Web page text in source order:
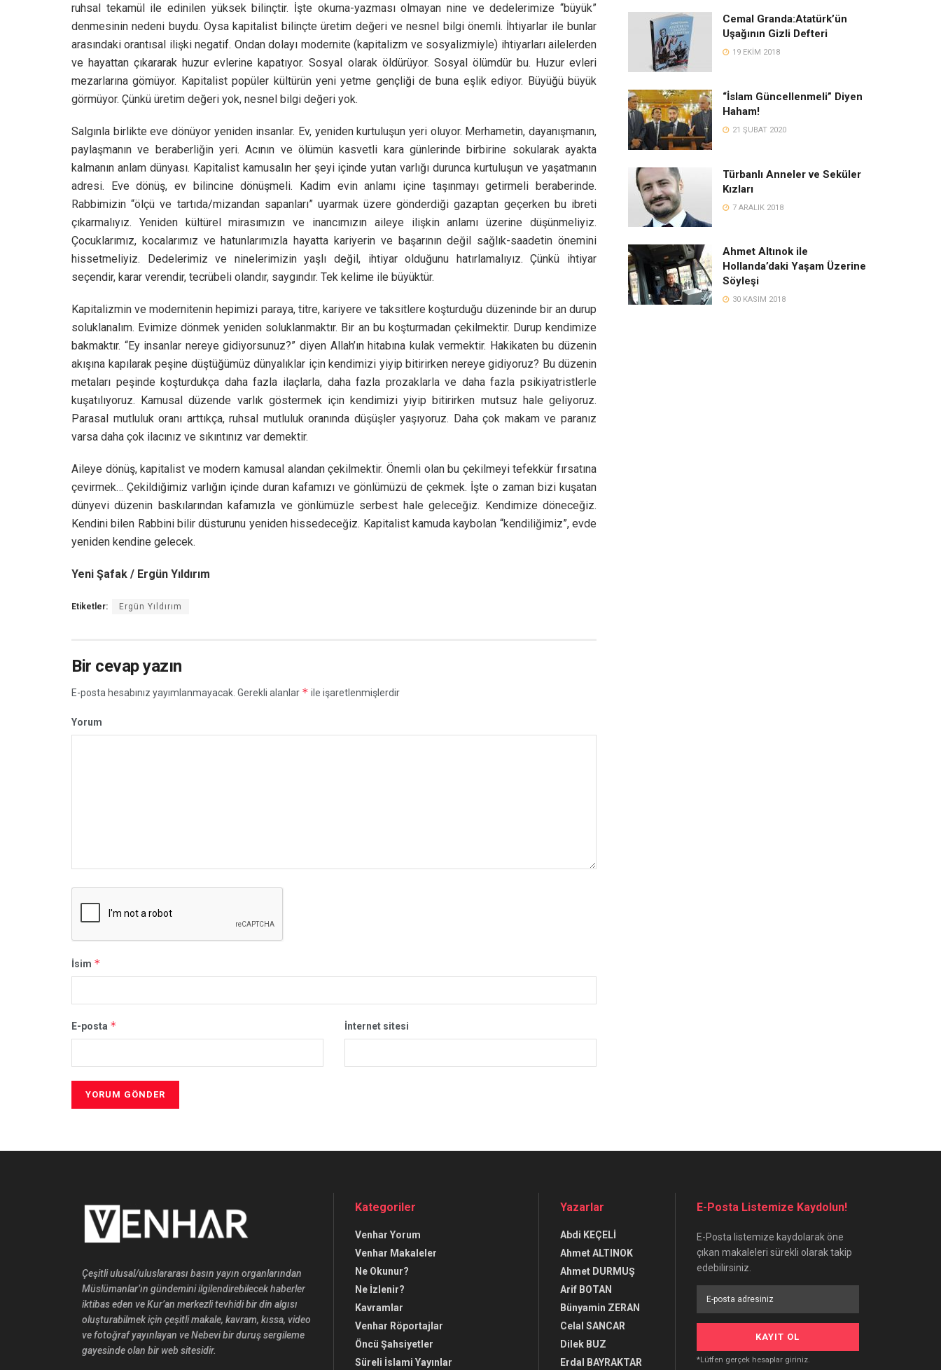
ruhsal tekamül ile edinilen yüksek bilinçtir. İşte okuma-yazması olmayan nine ve dedelerimize “büyük”
denmesinin nedeni buydu. Oysa kapitalist bilinçte üretim değeri ve nesnel bilgi önemli. İhtiyarlar ile bunlar
arasındaki orantısal ilişki negatif. Ondan dolayı modernite (kapitalizm ve sosyalizmiyle) ihtiyarları ailelerden
ve hayattan çıkararak huzur evlerine kapatıyor. Sosyal olarak öldürüyor. Sosyal ölümdür bu. Huzur evleri
mezarlarına gömüyor. Kapitalist popüler kültürün yeni yetme gençliği de buna eşlik ediyor. Büyüğü büyük
görmüyor. Çünkü üretim değeri yok, nesnel bilgi değeri yok.
Salgınla birlikte eve dönüyor yeniden insanlar. Ev, yeniden kurtuluşun yeri oluyor. Merhametin, dayanışmanın,
paylaşmanın ve beraberliğin yeri. Acının ve ölümün kasvetli kara günlerinde birbirine sokularak ayakta
kalmanın anlam dünyası. Kapitalist kamusalın her şeyi içinde yutan varlığı durunca kurtuluşun ve yaşatmanın
adresi. Eve dönüş, ev bilincine dönüşmeli. Kadim evin anlamı içine taşınmayı getirmeli beraberinde.
Rabbimizin “ölçü ve tartıda/mizandan sapanları” uyarmak üzere gönderdiği gazaptan geçerken bu ibreti
çıkarmalıyız. Yeniden kültürel mirasımızın ve inancımızın aileye ilişkin anlamı üzerine düşünmeliyiz.
Çocuklarımız, kocalarımız ve hatunlarımızla hayatta kariyerin ve başarının değil sağlık-saadetin önemini
hissetmeliyiz. Dedelerimiz ve ninelerimizin yaşlı değil, ihtiyar olduğunu hatırlamalıyız. Çünkü ihtiyar
seçendir, karar verendir, tecrübeli olandır, saygındır. Tek kelime ile büyüktür.
Kapitalizmin ve modernitenin hepimizi paraya, titre, kariyere ve taksitlere koşturduğu düzeninde bir an durup
soluklanalım. Evimize dönmek yeniden soluklanmaktır. Bir an bu koşturmadan çekilmektir. Durup kendimize
bakmaktır. “Ey insanlar nereye gidiyorsunuz?” diyen Allah’ın hitabına kulak vermektir. Hakikaten bu düzenin
akışına kapılarak peşine düştüğümüz dünyalıklar için kendimizi yiyip bitirirken nereye gidiyoruz? Bu düzenin
metaları peşinde koşturdukça daha fazla ilaçlarla, daha fazla prozaklarla ve daha fazla psikiyatristlerle
kuşatılıyoruz. Kamusal düzende varlık göstermek için kendimizi yiyip bitirirken mutsuz hale geliyoruz.
Parasal mutluluk oranı arttıkça, ruhsal mutluluk oranında düşüşler yaşıyoruz. Daha çok makam ve paranız
varsa daha çok ilacınız ve sıkıntınız var demektir.
Aileye dönüş, kapitalist ve modern kamusal alandan çekilmektir. Önemli olan bu çekilmeyi tefekkür fırsatına
çevirmek… Çekildiğimiz varlığın içinde duran kafamızı ve gönlümüzü de çekmek. İşte o zaman bizi kuşatan
dünyevi düzenin baskılarından kafamızla ve gönlümüzle serbest hale geleceğiz. Kendimize döneceğiz.
Kendini bilen Rabbini bilir düsturunu yeniden hissedeceğiz. Kapitalist kamuda kaybolan “kendiliğimiz”, evde
yeniden kendine gelecek.
Yeni Şafak / Ergün Yıldırım
Etiketler: Ergün Yıldırım
Bir cevap yazın
E-posta hesabınız yayımlanmayacak. Gerekli alanlar * ile işaretlenmişlerdir
Yorum
İsim *
E-posta * İnternet sitesi
Cemal Granda:Atatürk’ün
Uşağının Gizli Defteri
19 EKIM 2018
“İslam Güncellenmeli” Diyen
Haham!
21 ŞUBAT 2020
Türbanlı Anneler ve Seküler
Kızları
7 ARALIK 2018
Ahmet Altınok ile
Hollanda’daki Yaşam Üzerine
Söyleşi
30 KASIM 2018
Çeşitli ulusal/uluslararası basın yayın organlarından
Müslümanlar’ın gündemini ilgilendirebilecek haberler
iktibas eden ve Kur’an merkezli tevhidi bir din algısı
oluşturabilmek için çeşitli makale, kavram, kıssa, video
ve fotoğraf yayınlayan ve Nebevi bir duruş sergileme
gayesinde olan bir web sitesidir.
Kategoriler
Venhar Yorum
Venhar Makaleler
Ne Okunur?
Ne İzlenir?
Kavramlar
Venhar Röportajlar
Öncü Şahsiyetler
Süreli İslami Yayınlar
Yazarlar
Abdi KEÇELİ
Ahmet ALTINOK
Ahmet DURMUŞ
Arif BOTAN
Bünyamin ZERAN
Celal SANCAR
Dilek BUZ
Erdal BAYRAKTAR
E-Posta Listemize Kaydolun!
E-Posta listemize kaydolarak öne
çıkan makaleleri sürekli olarak takip
edebilirsiniz.
*Lütfen gerçek hesaplar giriniz.